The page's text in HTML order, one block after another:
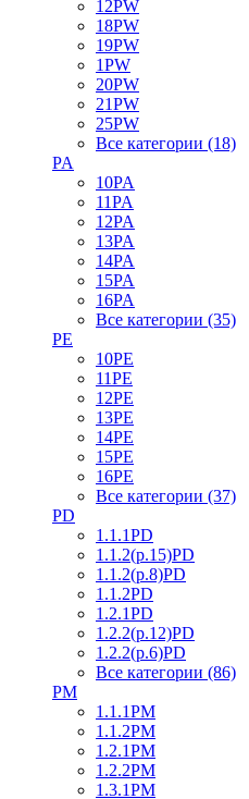
12PW
18PW
19PW
1PW
20PW
21PW
25PW
Все категории (18)
PA
10PA
11PA
12PA
13PA
14PA
15PA
16PA
Все категории (35)
PE
10PE
11PE
12PE
13PE
14PE
15PE
16PE
Все категории (37)
PD
1.1.1PD
1.1.2(р.15)PD
1.1.2(р.8)PD
1.1.2PD
1.2.1PD
1.2.2(р.12)PD
1.2.2(р.6)PD
Все категории (86)
PM
1.1.1PM
1.1.2PM
1.2.1PM
1.2.2PM
1.3.1PM